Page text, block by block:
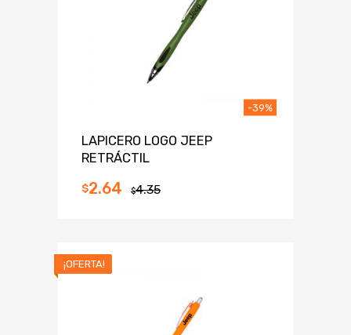
LAPICERO LOGO JEEP
RETRÁCTIL
$4.35
$2.64
-39%
¡OFERTA!